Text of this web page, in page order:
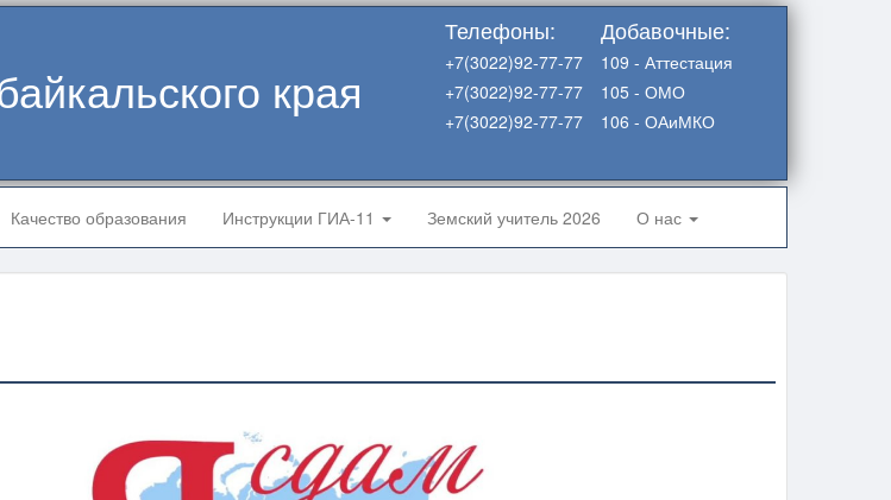
края
Добавочные:
109 - Аттестация
105 - ОМО
106 - ОАиМКО
Телефоны:
+7(3022)92-77-77
+7(3022)92-77-77
+7(3022)92-77-77
Качество образования Инструкции ГИА-11 Земский учитель 2026 О нас